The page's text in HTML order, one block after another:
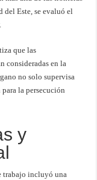
del Este, se evaluó el
que las
consideradas en la
no solo supervisa
la persecución
y
trabajo incluyó una